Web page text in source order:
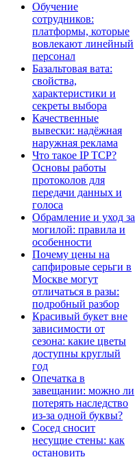
Обучение
сотрудников:
платформы, которые
вовлекают линейный
персонал
Базальтовая вата:
свойства,
характеристики и
секреты выбора
Качественные
вывески: надёжная
наружная реклама
Что такое IP TCP?
Основы работы
протоколов для
передачи данных и
голоса
Обрамление и уход за
могилой: правила и
особенности
Почему цены на
сапфировые серьги в
Москве могут
отличаться в разы:
подробный разбор
Красивый букет вне
зависимости от
сезона: какие цветы
доступны круглый
год
Опечатка в
завещании: можно ли
потерять наследство
из-за одной буквы?
Сосед сносит
несущие стены: как
остановить